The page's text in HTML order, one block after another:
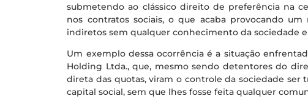
submetendo ao clássico direito de preferência na
nos contratos sociais, o que acaba provocando
indiretos sem qualquer conhecimento da sociedade e
Um exemplo dessa ocorrência é a situação
Holding Ltda., que, mesmo sendo detentores do
direta das quotas, viram o controle da sociedade ser
capital social, sem que lhes fosse feita qualquer